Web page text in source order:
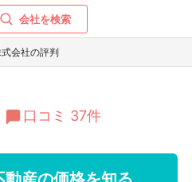
会社を検索
会社の評判
口コミ 37件